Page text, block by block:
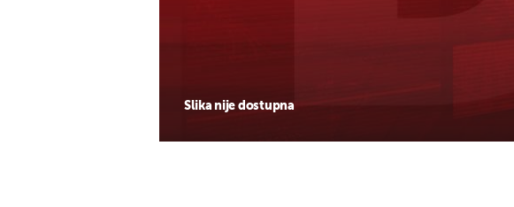
Slika nije dostupna